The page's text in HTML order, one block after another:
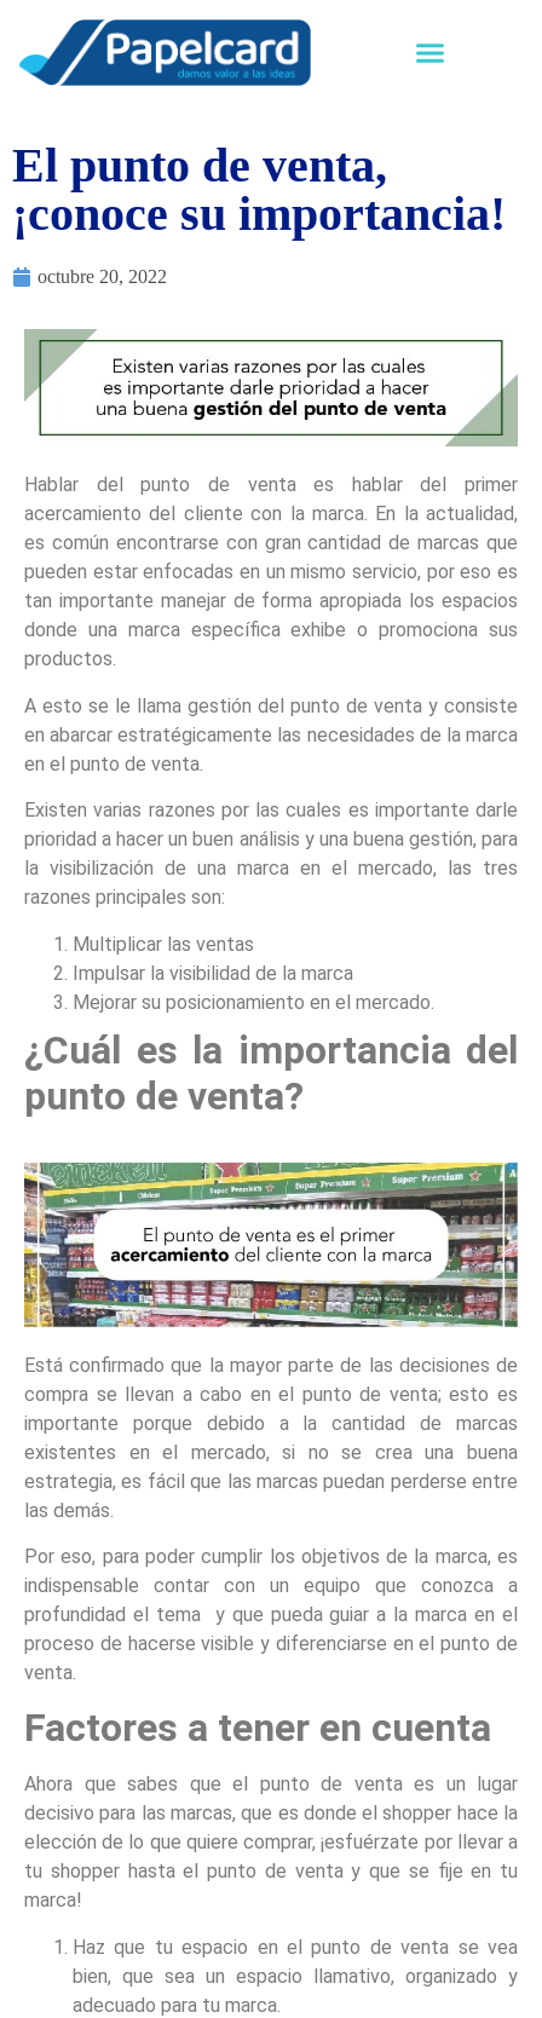
El punto de venta,
¡conoce su importancia!
octubre 20, 2022
Hablar del punto de venta es hablar del primer
acercamiento del cliente con la marca. En la actualidad,
es común encontrarse con gran cantidad de marcas que
pueden estar enfocadas en un mismo servicio, por eso es
tan importante manejar de forma apropiada los espacios
donde una marca específica exhibe o promociona sus
productos.
A esto se le llama gestión del punto de venta y consiste
en abarcar estratégicamente las necesidades de la marca
en el punto de venta.
Existen varias razones por las cuales es importante darle
prioridad a hacer un buen análisis y una buena gestión, para
la visibilización de una marca en el mercado, las tres
razones principales son:
Multiplicar las ventas
Impulsar la visibilidad de la marca
Mejorar su posicionamiento en el mercado.
¿Cuál es la importancia del
punto de venta?
Está confirmado que la mayor parte de las decisiones de
compra se llevan a cabo en el punto de venta; esto es
importante porque debido a la cantidad de marcas
existentes en el mercado, si no se crea una buena
estrategia, es fácil que las marcas puedan perderse entre
las demás.
Por eso, para poder cumplir los objetivos de la marca, es
indispensable contar con un equipo que conozca a
profundidad el tema y que pueda guiar a la marca en el
proceso de hacerse visible y diferenciarse en el punto de
venta.
Factores a tener en cuenta
Ahora que sabes que el punto de venta es un lugar
decisivo para las marcas, que es donde el shopper hace la
elección de lo que quiere comprar, ¡esfuérzate por llevar a
tu shopper hasta el punto de venta y que se fije en tu
marca!
Haz que tu espacio en el punto de venta se vea
bien, que sea un espacio llamativo, organizado y
adecuado para tu marca.